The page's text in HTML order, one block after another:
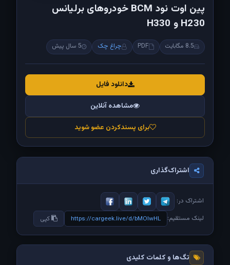
پین اوت نود BCM خودروهای برلیانس
H230 و H330
8.5 مگابایت PDF چراغ چک 5 سال پیش
دانلود فایل
مشاهده آنلاین
برای پسندکردن عضو شوید
اشتراک‌گذاری
اشتراک در:
لینک مستقیم: https://cargeek.live/d/bMOIwHL کپی
تگ‌ها و کلمات کلیدی